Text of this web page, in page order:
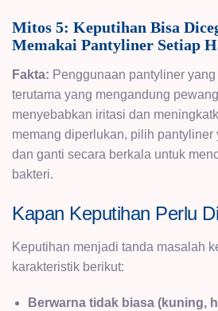
Mitos 5: Keputihan Bisa
Memakai Pantyliner Setiap
Fakta: Penggunaan pantyliner
terutama yang mengandung
menyebabkan iritasi dan
memang diperlukan, pilih pantyliner
dan ganti secara berkala untuk
bakteri.
Kapan Keputihan Perlu
Keputihan menjadi tanda masalah
karakteristik berikut:
Berwarna tidak biasa (kuning,